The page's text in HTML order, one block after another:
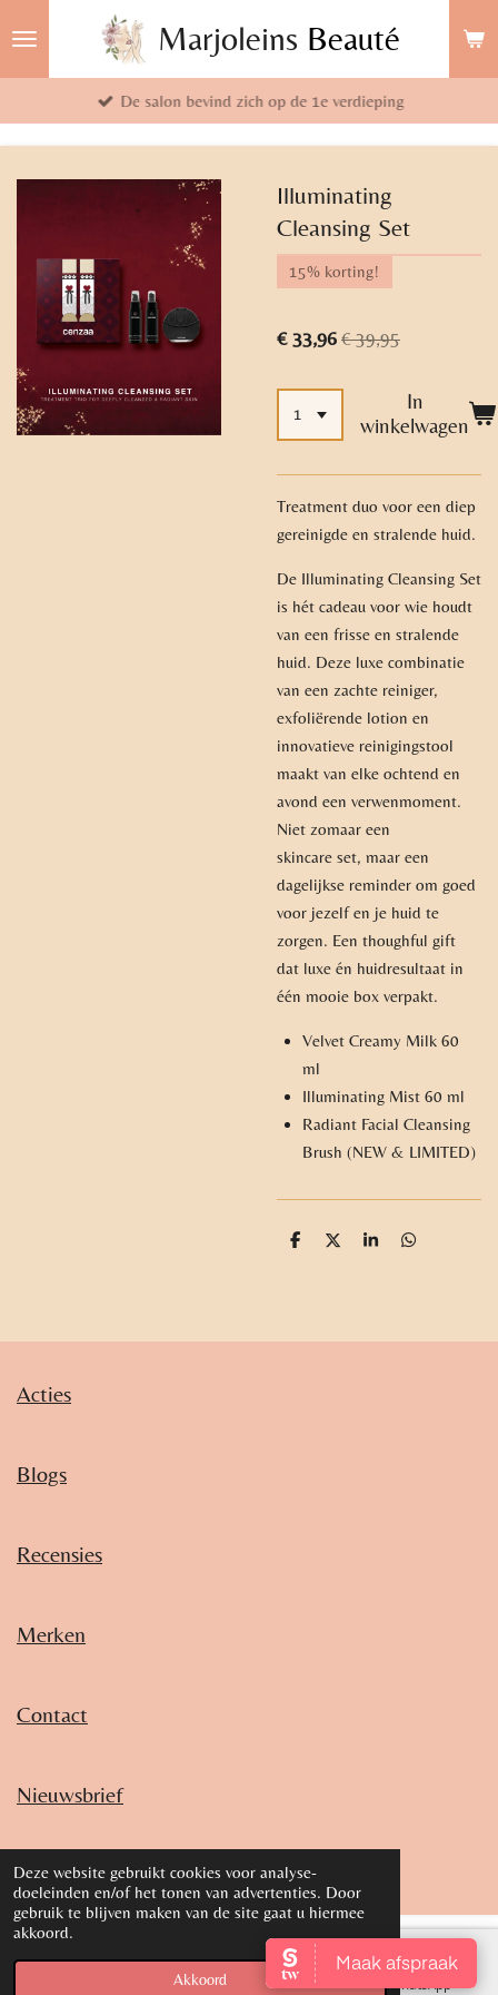
Deze website gebruikt cookies voor analyse-
doeleinden en/of het tonen van advertenties. Door
gebruik te blijven maken van de site gaat u hiermee
akkoord.
Akkoord
direct
naar
Marjoleins Beauté
De salon bevind zich op de 1e verdieping
Illuminating
Cleansing Set
15% korting!
€ 33,96 € 39,95
In
winkelwagen
Treatment duo voor een diep
gereinigde en stralende huid.
De Illuminating Cleansing Set
is hét cadeau voor wie houdt
van een frisse en stralende
huid. Deze luxe combinatie
van een zachte reiniger,
exfoliërende lotion en
innovatieve reinigingstool
maakt van elke ochtend en
avond een verwenmoment.
Niet zomaar een
skincare set, maar een
dagelijkse reminder om goed
voor jezelf en je huid te
zorgen. Een thoughful gift
dat luxe én huidresultaat in
één mooie box verpakt.
Velvet Creamy Milk 60
ml
Illuminating Mist 60 ml
Radiant Facial Cleansing
Brush (NEW & LIMITED)
D
D
S
D
Acties
Blogs
Recensies
Merken
Contact
Nieuwsbrief
© 2018 - 2026 Marjoleins Beauté
Telefoonnummer